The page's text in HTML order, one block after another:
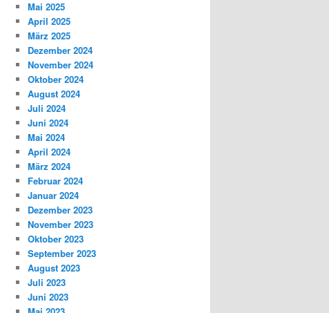
Mai 2025
April 2025
März 2025
Dezember 2024
November 2024
Oktober 2024
August 2024
Juli 2024
Juni 2024
Mai 2024
April 2024
März 2024
Februar 2024
Januar 2024
Dezember 2023
November 2023
Oktober 2023
September 2023
August 2023
Juli 2023
Juni 2023